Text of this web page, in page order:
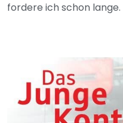
fordere ich schon lange.